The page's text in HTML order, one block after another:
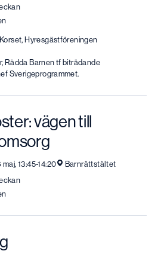
Hyresgästföreningen
Rädda Barnen tf biträdande
Sverigeprogrammet.
vägen till
13:45-14:20
Barnrättstältet